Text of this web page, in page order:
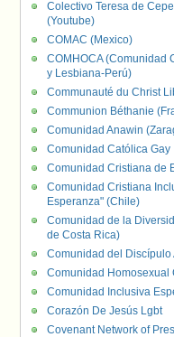
Colectivo Teresa de
(Youtube)
COMAC (Mexico)
COMHOCA (Comunidad
y Lesbiana-Perú)
Communauté du Christ
Communion Béthanie
Comunidad Anawin
Comunidad Católica Gay
Comunidad Cristiana de
Comunidad Cristiana
Esperanza" (Chile)
Comunidad de la
de Costa Rica)
Comunidad del Discípulo
Comunidad Homosexual
Comunidad Inclusiva
Corazón De Jesús Lgbt
Covenant Network of